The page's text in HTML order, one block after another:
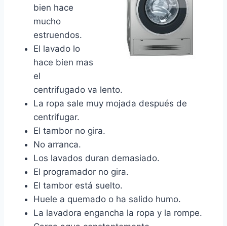
bien hace
mucho
estruendos.
El lavado lo
hace bien mas
el
centrifugado va lento.
La ropa sale muy mojada después de
centrifugar.
El tambor no gira.
No arranca.
Los lavados duran demasiado.
El programador no gira.
El tambor está suelto.
Huele a quemado o ha salido humo.
La lavadora engancha la ropa y la rompe.